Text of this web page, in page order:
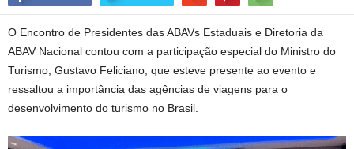
O Encontro de Presidentes das ABAVs Estaduais e Diretoria da
ABAV Nacional contou com a participação especial do Ministro do
Turismo, Gustavo Feliciano, que esteve presente ao evento e
ressaltou a importância das agências de viagens para o
desenvolvimento do turismo no Brasil.